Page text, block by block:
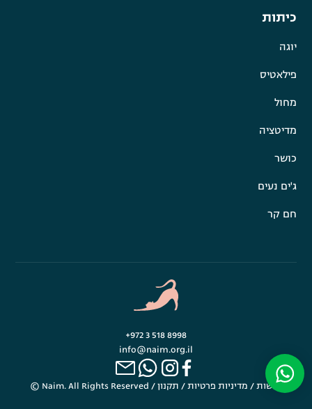
כיתות
יוגה
פילאטיס
מחול
מדיטציה
כושר
ג'ים נעים
חם קר
+972 3 518 8998
info@naim.org.il
© Naim. All Rights Reserved / נגישות/ מדיניות פרטיות/ תקנון